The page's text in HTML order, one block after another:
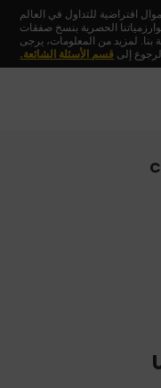
افتراضية للتداول في العالم
الحصرية بنسخ صفقات
بنا. لمزيد من المعلومات، يرجى
إلى قسم الأسئلة الشائعة.